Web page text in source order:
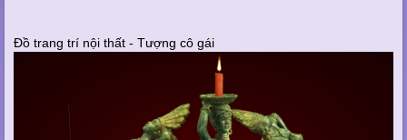
Đồ trang trí nội thất - Tượng cô gái